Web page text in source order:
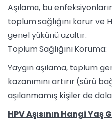
Aşılama, bu
toplum sağlığını korur ve
genel yükünü azaltır.
Toplum Sağlığını Koruma:
Yaygın aşılama, toplum
kazanımını artırır (sürü
aşılanmamış kişiler de
HPV Aşısının Hangi